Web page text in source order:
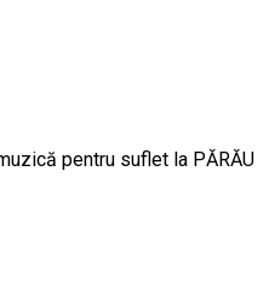
pentru suflet la PĂRĂU